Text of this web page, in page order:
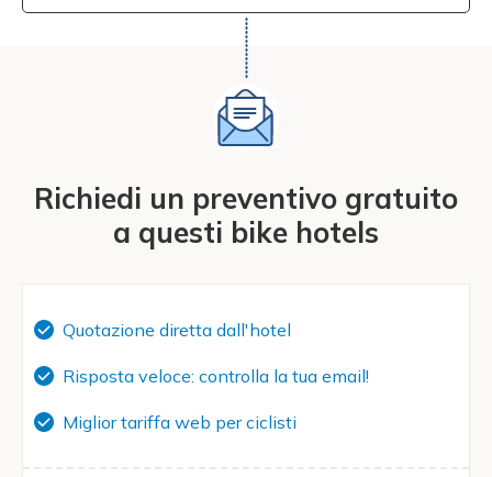
Richiedi un preventivo gratuito
a questi bike hotels
Quotazione diretta dall'hotel
Risposta veloce: controlla la tua email!
Miglior tariffa web per ciclisti